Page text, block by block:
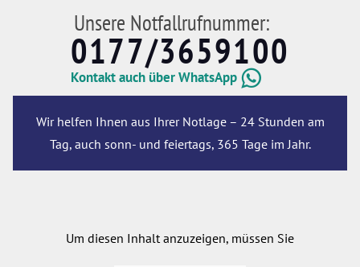
Unsere Notfallrufnummer:
0177/3659100
Kontakt auch über WhatsApp
Wir helfen Ihnen aus Ihrer Notlage – 24 Stunden am
Tag, auch sonn- und feiertags, 365 Tage im Jahr.
Um diesen Inhalt anzuzeigen, müssen Sie